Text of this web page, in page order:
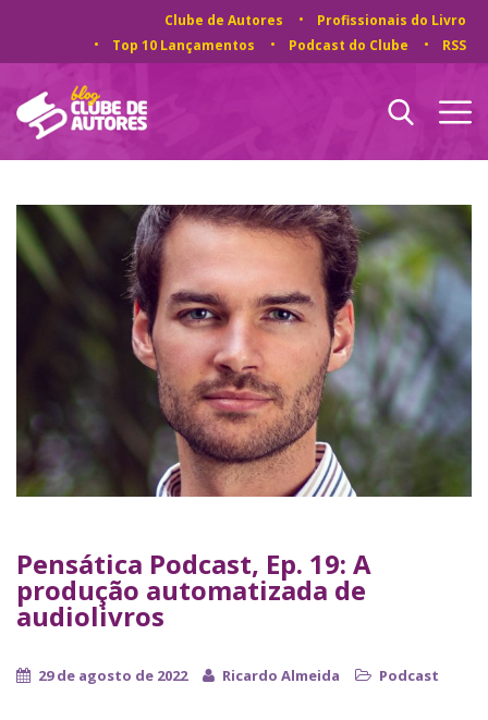
Clube de Autores
Profissionais do Livro
Top 10 Lançamentos
Podcast do Clube RSS
Pensática Podcast, Ep. 19: A
produção automatizada de
audiolivros
29 de agosto de 2022 Ricardo Almeida Podcast